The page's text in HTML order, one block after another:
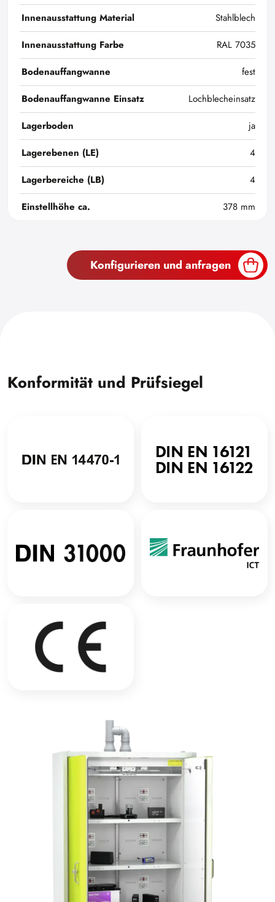
Innenausstattung Material
Stahlblech
Innenausstattung Farbe
RAL 7035
Bodenauffangwanne
fest
Bodenauffangwanne Einsatz
Lochblecheinsatz
Lagerboden
ja
Lagerebenen (LE)
4
Lagerbereiche (LB)
4
Einstellhöhe ca.
378 mm
Konfigurieren und anfragen
Konformität und Prüfsiegel